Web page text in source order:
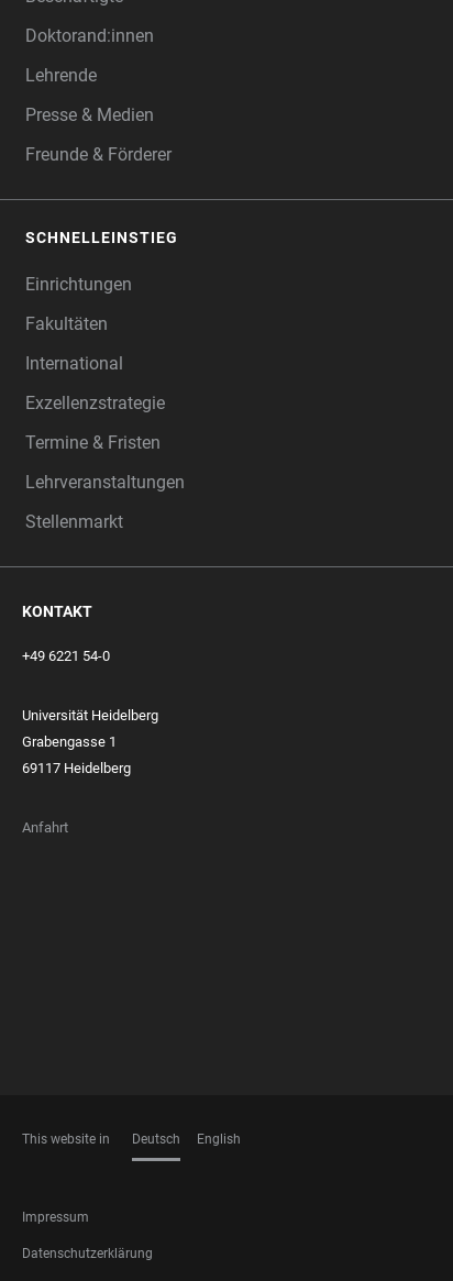
Doktorand:innen
Lehrende
Presse & Medien
Freunde & Förderer
SCHNELLEINSTIEG
Einrichtungen
Fakultäten
International
Exzellenzstrategie
Termine & Fristen
Lehrveranstaltungen
Stellenmarkt
KONTAKT
+49 6221 54-0
Universität Heidelberg
Grabengasse 1
69117 Heidelberg
Anfahrt
This website in Deutsch English
FOOTER
LEGAL
Impressum
Datenschutzerklärung